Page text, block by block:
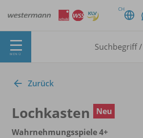
CH
MENÜ
Zurück
Lochkasten
Neu
Wahrnehmungsspiele 4+